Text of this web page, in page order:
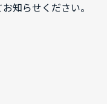
知らせください。